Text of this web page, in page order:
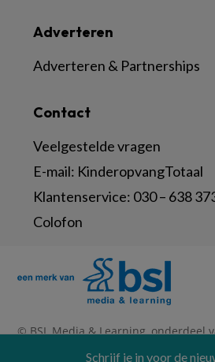
Contact
Veelgestelde vragen
E-mail: KinderopvangTotaal
Klantenservice: 030 – 638
Colofon
Adverteren
Adverteren & Partnerships
© BSL Media & Learning, onderdeel
Schrijf je in voor de
Nieuwsbrief